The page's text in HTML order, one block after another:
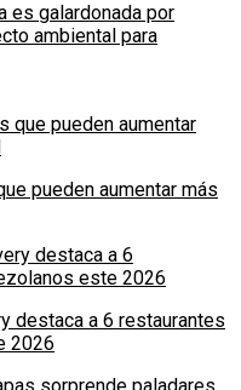
es galardonada por
ambiental para
pueden aumentar más
destaca a 6 restaurantes
2026